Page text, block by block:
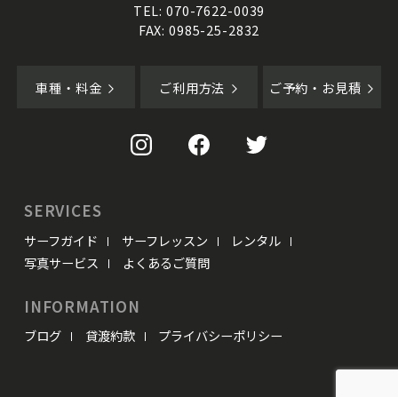
TEL: 070-7622-0039
FAX: 0985-25-2832
車種・料金 ご利用方法 ご予約・お見積
SERVICES
サーフガイド サーフレッスン
レンタル
写真サービス
よくあるご質問
INFORMATION
ブログ 貸渡約款 プライバシーポリシー